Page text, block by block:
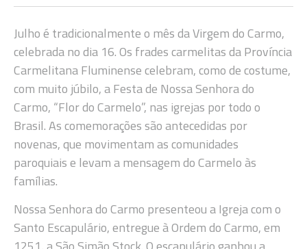
Julho é tradicionalmente o mês da Virgem do Carmo,
celebrada no dia 16. Os frades carmelitas da Província
Carmelitana Fluminense celebram, como de costume,
com muito júbilo, a Festa de Nossa Senhora do
Carmo, “Flor do Carmelo”, nas igrejas por todo o
Brasil. As comemorações são antecedidas por
novenas, que movimentam as comunidades
paroquiais e levam a mensagem do Carmelo às
famílias.
Nossa Senhora do Carmo presenteou a Igreja com o
Santo Escapulário, entregue à Ordem do Carmo, em